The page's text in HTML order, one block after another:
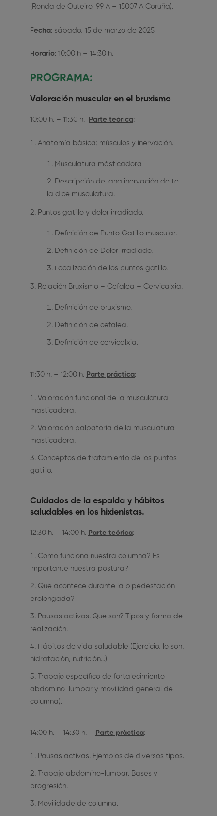
(Ronda de Outeiro, 99 A – 15007 A Coruña).
Fecha: sábado, 15 de marzo de 2025
Horario: 10:00 h – 14:30 h.
PROGRAMA:
Valoración muscular en el bruxismo
10:00 h. – 11:30 h. Parte teórica:
Anatomía básica: músculos y inervación.
Musculatura másticadora
Descripción de lana inervación de te
la dice musculatura.
Puntos gatillo y dolor irradiado.
Definición de Punto Gatillo muscular.
Definición de Dolor irradiado.
Localización de los puntos gatillo.
Relación Bruxismo – Cefalea – Cervicalxia.
Definición de bruxismo.
Definición de cefalea.
Definición de cervicalxia.
11:30 h. – 12:00 h. Parte práctica:
Valoración funcional de la musculatura
masticadora.
Valoración palpatoria de la musculatura
masticadora.
Conceptos de tratamiento de los puntos
gatillo.
Cuidados de la espalda y hábitos
saludables en los hixienistas.
12:30 h. – 14:00 h. Parte teórica:
Como funciona nuestra columna? Es
importante nuestra postura?
Que acontece durante la bipedestación
prolongada?
Pausas activas. Que son? Tipos y forma de
realización.
Hábitos de vida saludable (Ejercicio, lo son,
hidratación, nutrición…)
Trabajo específico de fortalecimiento
abdomino-lumbar y movilidad general de
columna).
14:00 h. – 14:30 h. – Parte práctica:
Pausas activas. Ejemplos de diversos tipos.
Trabajo abdomino-lumbar. Bases y
progresión.
Movilidade de columna.